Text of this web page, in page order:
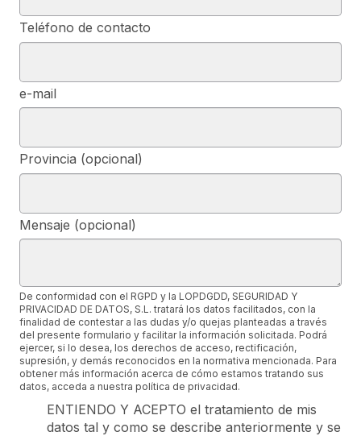
Teléfono de contacto
e-mail
Provincia (opcional)
Mensaje (opcional)
De conformidad con el RGPD y la LOPDGDD, SEGURIDAD Y
PRIVACIDAD DE DATOS, S.L. tratará los datos facilitados, con la
finalidad de contestar a las dudas y/o quejas planteadas a través
del presente formulario y facilitar la información solicitada. Podrá
ejercer, si lo desea, los derechos de acceso, rectificación,
supresión, y demás reconocidos en la normativa mencionada. Para
obtener más información acerca de cómo estamos tratando sus
datos, acceda a nuestra política de privacidad.
ENTIENDO Y ACEPTO el tratamiento de mis
datos tal y como se describe anteriormente y se